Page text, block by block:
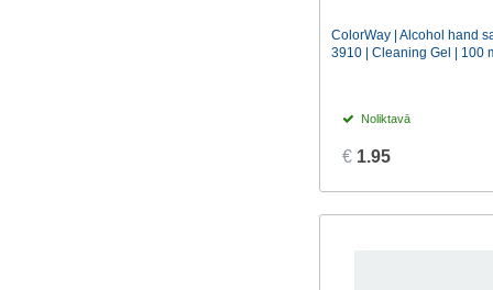
ColorWay | Alcohol hand
3910 | Cleaning Gel | 100
Noliktavā
€ 1.95